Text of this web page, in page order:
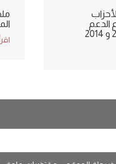
الدعم